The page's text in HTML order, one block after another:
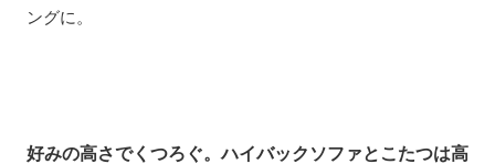
ングに。
好みの高さでくつろぐ。ハイバックソファとこたつは高